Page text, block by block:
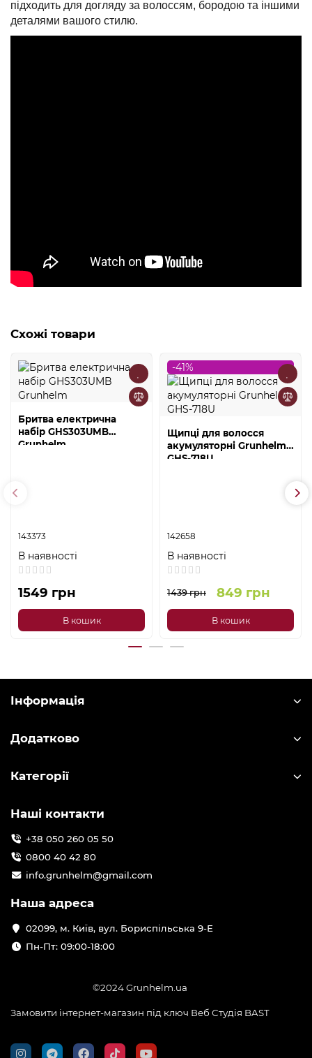
підходить для догляду за волоссям, бородою та іншими
деталями вашого стилю.
Схожі товари
Бритва електрична
набір GHS303UMB
Grunhelm
143373
В наявності
1549 грн
В кошик
-41%
Щипці для волосся
акумуляторні Grunhelm
GHS-718U
142658
В наявності
1439 грн 849 грн
В кошик
Інформація
Додатково
Категорії
Наші контакти
+38 050 260 05 50
0800 40 42 80
info.grunhelm@gmail.com
Наша адреса
02099, м. Київ, вул. Бориспільська 9-Е
Пн-Пт: 09:00-18:00
©2024 Grunhelm.ua
Замовити інтернет-магазин під ключ Веб Студія BAST